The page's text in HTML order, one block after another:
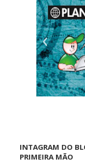
INTAGRAM DO
PRIMEIRA MÃO